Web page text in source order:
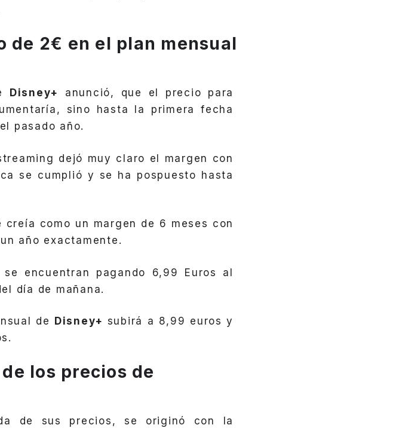
de 2€ en el plan mensual
Disney+
anunció, que el precio para
sino hasta la primera fecha
pasado año.
dejó muy claro el margen con
se cumplió y se ha pospuesto hasta
como un margen de 6 meses con
año exactamente.
encuentran pagando 6,99 Euros al
día de mañana.
de Disney+ subirá a 8,99 euros y
los precios de
de sus precios, se originó con la